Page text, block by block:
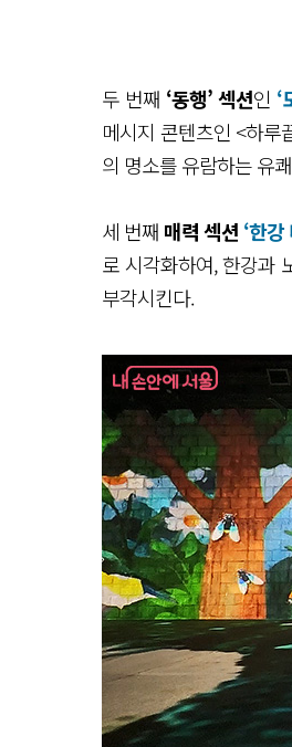
두 번째 ‘동행’ 섹션인
메시지 콘텐츠인 <하
의 명소를 유람하는 유
세 번째 매력 섹션 ‘한
로 시각화하여, 한강과
부각시킨다.